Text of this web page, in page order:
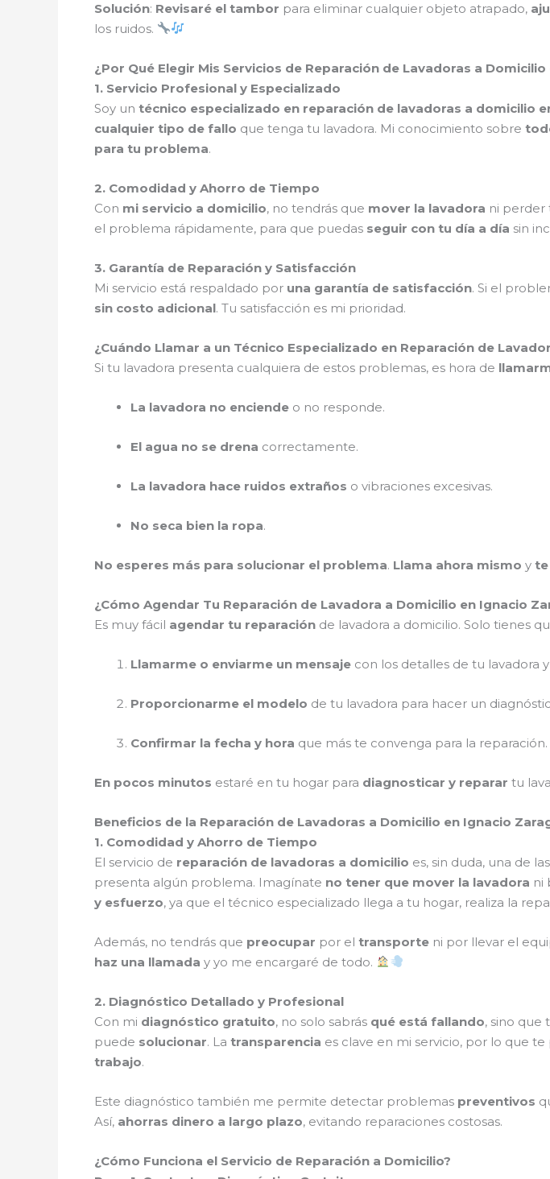
Solución: Revisaré el tambor para eliminar cualquier objeto atrapado,
los ruidos.
¿Por Qué Elegir Mis Servicios de Reparación de Lavadoras a
1. Servicio Profesional y Especializado
Soy un técnico especializado en reparación de lavadoras a domicilio
cualquier tipo de fallo que tenga tu lavadora. Mi conocimiento sobre
para tu problema.
2. Comodidad y Ahorro de Tiempo
Con mi servicio a domicilio, no tendrás que mover la lavadora ni perder
el problema rápidamente, para que puedas seguir con tu día a día sin
3. Garantía de Reparación y Satisfacción
Mi servicio está respaldado por una garantía de satisfacción. Si el
sin costo adicional. Tu satisfacción es mi prioridad.
¿Cuándo Llamar a un Técnico Especializado en Reparación de
Si tu lavadora presenta cualquiera de estos problemas, es hora de
La lavadora no enciende o no responde.
El agua no se drena correctamente.
La lavadora hace ruidos extraños o vibraciones excesivas.
No seca bien la ropa.
No esperes más para solucionar el problema. Llama ahora mismo y te
¿Cómo Agendar Tu Reparación de Lavadora a Domicilio en Ignacio
Es muy fácil agendar tu reparación de lavadora a domicilio. Solo tienes
Llamarme o enviarme un mensaje con los detalles de tu lavadora
Proporcionarme el modelo de tu lavadora para hacer un
Confirmar la fecha y hora que más te convenga para la reparación.
En pocos minutos estaré en tu hogar para diagnosticar y reparar tu
Beneficios de la Reparación de Lavadoras a Domicilio en Ignacio
1. Comodidad y Ahorro de Tiempo
El servicio de reparación de lavadoras a domicilio es, sin duda, una de
presenta algún problema. Imagínate no tener que mover la lavadora ni
y esfuerzo, ya que el técnico especializado llega a tu hogar, realiza la
Además, no tendrás que preocupar por el transporte ni por llevar el
haz una llamada y yo me encargaré de todo.
2. Diagnóstico Detallado y Profesional
Con mi diagnóstico gratuito, no solo sabrás qué está fallando, sino que
puede solucionar. La transparencia es clave en mi servicio, por lo que
trabajo.
Este diagnóstico también me permite detectar problemas preventivos
Así, ahorras dinero a largo plazo, evitando reparaciones costosas.
¿Cómo Funciona el Servicio de Reparación a Domicilio?